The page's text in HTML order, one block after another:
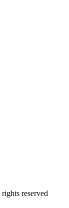
reserved